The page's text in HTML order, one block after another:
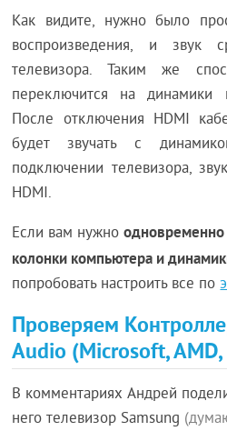
Как видите, нужно было
воспроизведения, и звук
телевизора. Таким же
переключится на динамики
После отключения HDMI
будет звучать с
подключении телевизора,
HDMI.
Если вам нужноодновременно
колонки компьютера и
попробовать настроить все по
Проверяем
Audio (Microsoft,
В комментариях Андрей
него телевизор Samsung